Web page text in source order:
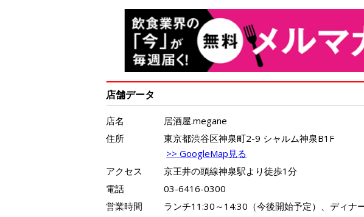
店舗データ
店名
居酒屋.megane
住所
東京都渋谷区神泉町2-9 シャルム神泉B1F
>> GoogleMap見る
アクセス
京王井の頭線神泉駅より徒歩1分
電話
03-6416-0300
営業時間
ランチ11:30～14:30（今後開始予定）、ディナ